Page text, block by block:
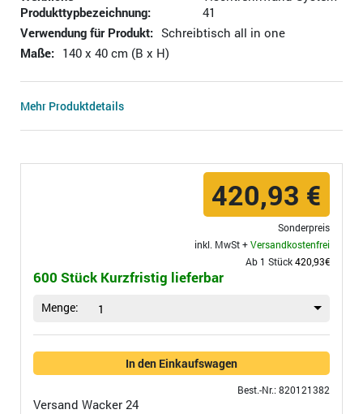
Produkttypbezeichnung:
41
Verwendung für Produkt: Schreibtisch all in one
Maße: 140 x 40 cm (B x H)
Mehr Produktdetails
420,93 €
Sonderpreis
inkl. MwSt +Versandkostenfrei
Ab 1 Stück420,93€
600 Stück Kurzfristig lieferbar
Menge: 1
In den Einkaufswagen
Best.-Nr.: 820121382
Versand Wacker 24